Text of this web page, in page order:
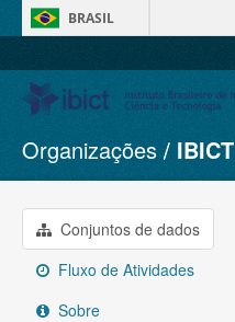
BRASIL
Conjuntos de dados
Organizações
Grupos
Sobre
Organizações IBICT
Conjuntos de dados
Fluxo de Atividades
Sobre